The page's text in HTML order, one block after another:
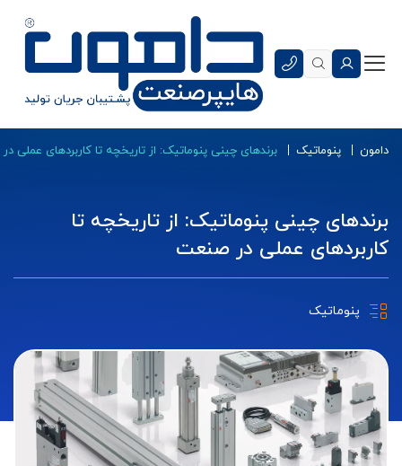
دامون پنوماتیک برندهای چینی پنوماتیک: از تاریخچه تا کاربردهای عملی
برندهای چینی پنوماتیک: از تاریخچه تا
کاربردهای عملی در صنعت
پنوماتیک